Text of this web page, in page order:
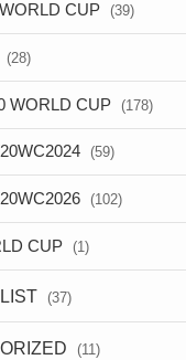
CUP (39)
(28)
WORLD CUP (178)
(59)
(102)
CUP (1)
(37)
(11)